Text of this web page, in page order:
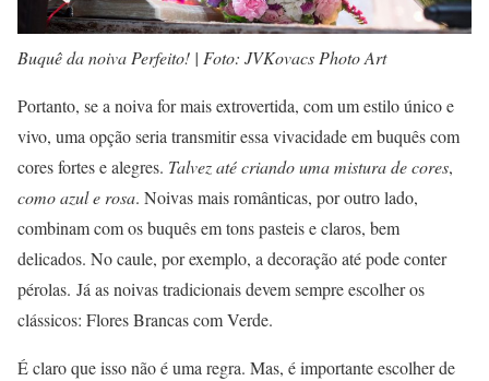
Buquê da noiva Perfeito! | Foto: JVKovacs Photo Art
Portanto, se a noiva for mais extrovertida, com um estilo único e
vivo, uma opção seria transmitir essa vivacidade em buquês com
cores fortes e alegres. Talvez até criando uma mistura de cores,
como azul e rosa. Noivas mais românticas, por outro lado,
combinam com os buquês em tons pasteis e claros, bem
delicados. No caule, por exemplo, a decoração até pode conter
pérolas. Já as noivas tradicionais devem sempre escolher os
clássicos: Flores Brancas com Verde.
É claro que isso não é uma regra. Mas, é importante escolher de